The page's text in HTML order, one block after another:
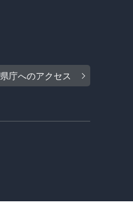
県庁へのアクセス